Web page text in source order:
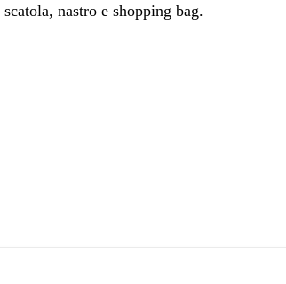
nastro e shopping bag.